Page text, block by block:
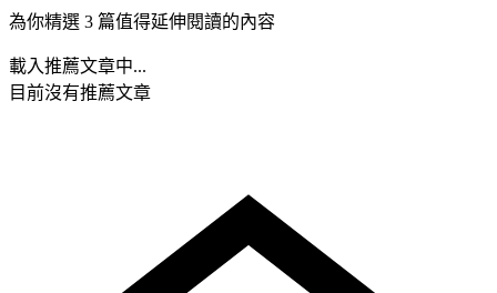
為你精選 3 篇值得延伸閱讀的內容
載入推薦文章中...
目前沒有推薦文章